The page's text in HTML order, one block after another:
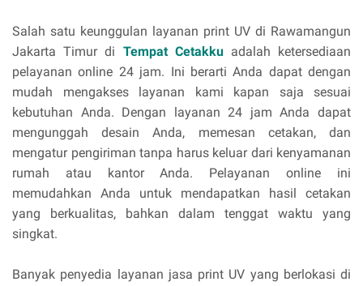
Salah satu keunggulan layanan print UV di Rawamangun
Jakarta Timur di Tempat Cetakkuadalah ketersediaan
pelayanan online 24 jam. Ini berarti Anda dapat dengan
mudah mengakses layanan kami kapan saja sesuai
kebutuhan Anda. Dengan layanan 24 jam Anda dapat
mengunggah desain Anda, memesan cetakan, dan
mengatur pengiriman tanpa harus keluar dari kenyamanan
rumah atau kantor Anda. Pelayanan online ini
memudahkan Anda untuk mendapatkan hasil cetakan
yang berkualitas, bahkan dalam tenggat waktu yang
singkat.
Banyak penyedia layanan jasa print UV yang berlokasi di